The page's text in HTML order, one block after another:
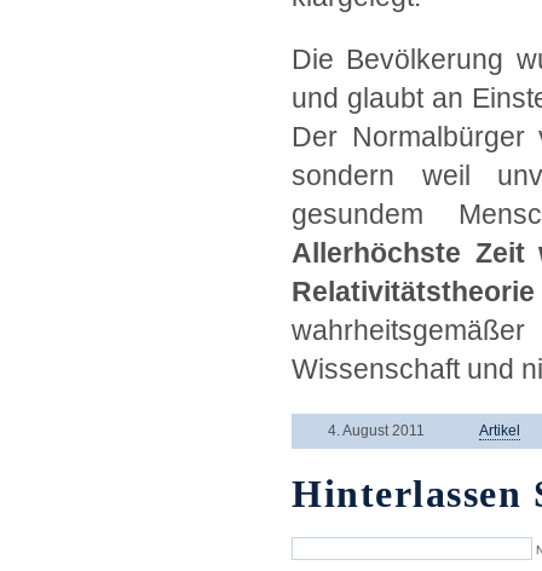
Die Bevölkerung
und glaubt an
Der
sondern weil
gesundem
Allerhöchste Zeit
Wissenschaft und
4. August 2011 Artikel
Hinterlassen